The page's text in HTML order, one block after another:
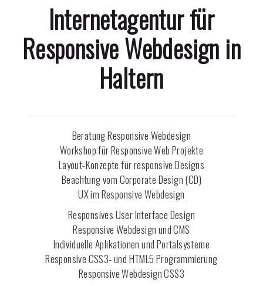
Internetagentur für
Responsive Webdesign in
Haltern
Beratung Responsive Webdesign
Workshop für Responsive Web Projekte
Layout-Konzepte für responsive Designs
Beachtung vom Corporate Design (CD)
UX im Responsive Webdesign
Responsives User Interface Design
Responsive Webdesign und CMS
Individuelle Aplikationen und Portalsysteme
Responsive CSS3- und HTML5 Programmierung
Responsive Webdesign CSS3